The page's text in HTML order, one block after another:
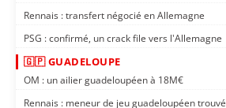
Rennais : transfert négocié en Allemagne
PSG : confirmé, un crack file vers l'Allemagne
🇬🇵 GUADELOUPE
OM : un ailier guadeloupéen à 18M€
Rennais : meneur de jeu guadeloupéen trouvé